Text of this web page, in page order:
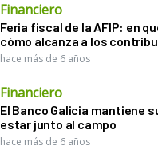
Financiero
Feria fiscal de la AFIP: en
cómo alcanza a los
hace más de 6 años
Financiero
El Banco Galicia mantiene
estar junto al campo
hace más de 6 años